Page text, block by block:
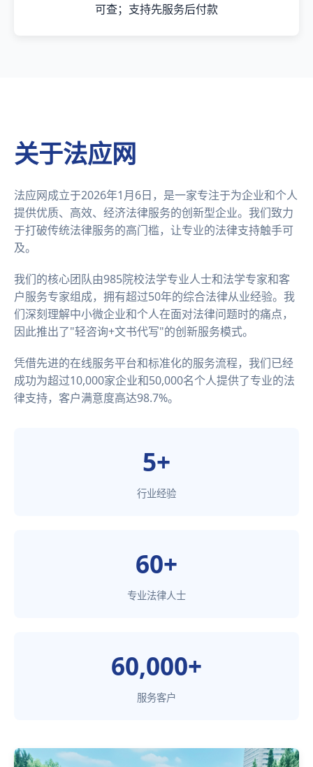
可查；支持先服务后付款
关于法应网
法应网成立于2026年1月6日，是一家专注于为企业和个人
提供优质、高效、经济法律服务的创新型企业。我们致力
于打破传统法律服务的高门槛，让专业的法律支持触手可
及。
我们的核心团队由985院校法学专业人士和法学专家和客
户服务专家组成，拥有超过50年的综合法律从业经验。我
们深刻理解中小微企业和个人在面对法律问题时的痛点，
因此推出了"轻咨询+文书代写"的创新服务模式。
凭借先进的在线服务平台和标准化的服务流程，我们已经
成功为超过10,000家企业和50,000名个人提供了专业的法
律支持，客户满意度高达98.7%。
5+
行业经验
60+
专业法律人士
60,000+
服务客户